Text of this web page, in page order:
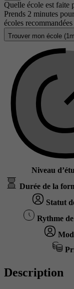
Quelle école est faite
Prends 2 minutes
écoles
Trouver mon école
Niveau
Durée de la
Statut
Rythme
Description